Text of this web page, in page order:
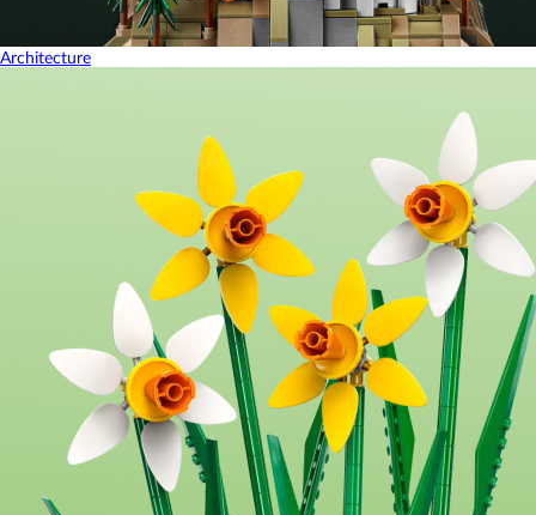
Architecture